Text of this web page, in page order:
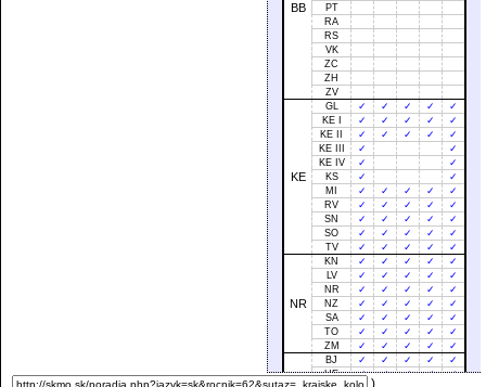
BB
PT
RA
RS
VK
ZC
ZH
ZV
KE
GL ✓ ✓ ✓ ✓
✓
KE I
✓ ✓ ✓ ✓
✓
KE II
✓ ✓ ✓ ✓
✓
KE III
✓
✓
KE IV
✓
✓
KS
✓
✓
MI
✓ ✓ ✓ ✓
✓
RV
✓ ✓ ✓ ✓
✓
SN
✓ ✓ ✓ ✓
✓
SO
✓ ✓ ✓ ✓
✓
TV
✓ ✓ ✓ ✓ ✓
NR
KN ✓ ✓ ✓ ✓
✓
LV
✓ ✓ ✓ ✓
✓
NR
✓ ✓ ✓ ✓
✓
NZ
✓ ✓ ✓ ✓
✓
SA
✓ ✓ ✓ ✓
✓
TO
✓ ✓ ✓ ✓
✓
ZM
✓ ✓ ✓ ✓
✓
BJ
✓ ✓ ✓ ✓
✓
HE
✓ ✓ ✓ ✓
✓